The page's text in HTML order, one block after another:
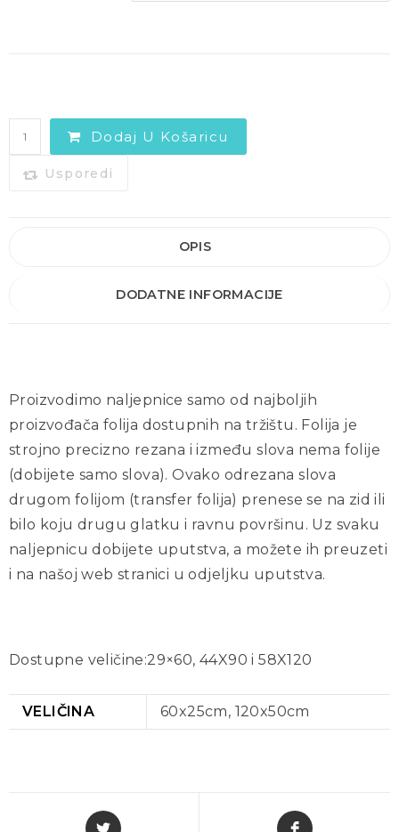
Dodaj U Košaricu
Usporedi
OPIS
DODATNE INFORMACIJE
Proizvodimo naljepnice samo od najboljih
proizvođača folija dostupnih na tržištu. Folija je
strojno precizno rezana i između slova nema folije
(dobijete samo slova). Ovako odrezana slova
drugom folijom (transfer folija) prenese se na zid ili
bilo koju drugu glatku i ravnu površinu. Uz svaku
naljepnicu dobijete uputstva, a možete ih preuzeti
i na našoj web stranici u odjeljku uputstva.
Dostupne veličine:29×60, 44X90 i 58X120
VELIČINA 60x25cm, 120x50cm